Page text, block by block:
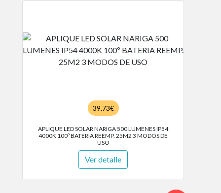
39.73€
APLIQUE LED SOLAR NARIGA 500 LUMENES IP54
4000K 100º BATERIA REEMP. 25M2 3 MODOS DE
USO
Ver detalle